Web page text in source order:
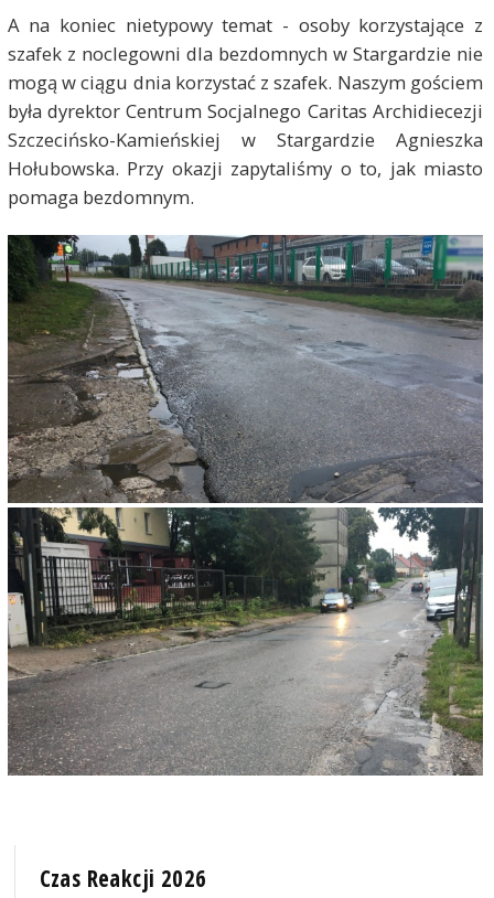
A na koniec nietypowy temat - osoby korzystające z
szafek z noclegowni dla bezdomnych w Stargardzie nie
mogą w ciągu dnia korzystać z szafek. Naszym gościem
była dyrektor Centrum Socjalnego Caritas Archidiecezji
Szczecińsko-Kamieńskiej w Stargardzie Agnieszka
Hołubowska. Przy okazji zapytaliśmy o to, jak miasto
pomaga bezdomnym.
Czas Reakcji 2026